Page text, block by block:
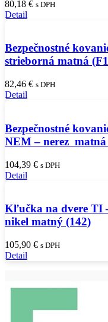
80,18 € s DPH
Detail
Bezpečnostné
strieborná matná
82,46 € s DPH
Detail
Bezpečnostné
NEM – nerez matná
104,39 € s DPH
Detail
Kľučka na dvere TI
nikel matný (142)
105,90 € s DPH
Detail